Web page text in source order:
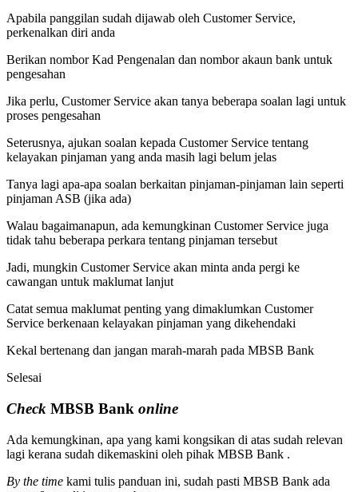
Apabila panggilan sudah dijawab oleh Customer Service,
perkenalkan diri anda
Berikan nombor Kad Pengenalan dan nombor akaun bank untuk
pengesahan
Jika perlu, Customer Service akan tanya beberapa soalan lagi untuk
proses pengesahan
Seterusnya, ajukan soalan kepada Customer Service tentang
kelayakan pinjaman yang anda masih lagi belum jelas
Tanya lagi apa-apa soalan berkaitan pinjaman-pinjaman lain seperti
pinjaman ASB (jika ada)
Walau bagaimanapun, ada kemungkinan Customer Service juga
tidak tahu beberapa perkara tentang pinjaman tersebut
Jadi, mungkin Customer Service akan minta anda pergi ke
cawangan untuk maklumat lanjut
Catat semua maklumat penting yang dimaklumkan Customer
Service berkenaan kelayakan pinjaman yang dikehendaki
Kekal bertenang dan jangan marah-marah pada MBSB Bank
Selesai
Check MBSB Bank online
Ada kemungkinan, apa yang kami kongsikan di atas sudah relevan
lagi kerana sudah dikemaskini oleh pihak MBSB Bank .
By the time kami tulis panduan ini, sudah pasti MBSB Bank ada